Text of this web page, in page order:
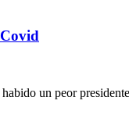
un peor